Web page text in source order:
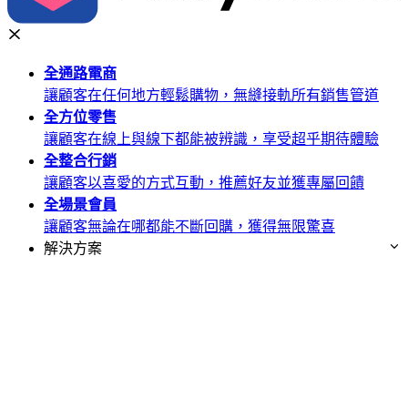
全通路電商
讓顧客在任何地方輕鬆購物，無縫接軌所有銷售管道
全方位零售
讓顧客在線上與線下都能被辨識，享受超乎期待體驗
全整合行銷
讓顧客以喜愛的方式互動，推薦好友並獲專屬回饋
全場景會員
讓顧客無論在哪都能不斷回購，獲得無限驚喜
解決方案